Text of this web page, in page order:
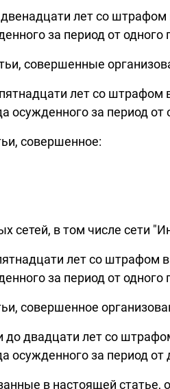
лет со штрафом
за период от
совершенные
лет со штрафом
осужденного за период от
совершенное:
сетей, в том числе сети
лет со штрафом
за период от одного
совершенное
двадцати лет со
осужденного за период от
в настоящей статье,